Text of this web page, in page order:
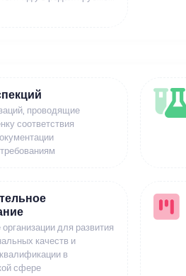
проводящие
соответствия
для развития
качеств и
в
сфере